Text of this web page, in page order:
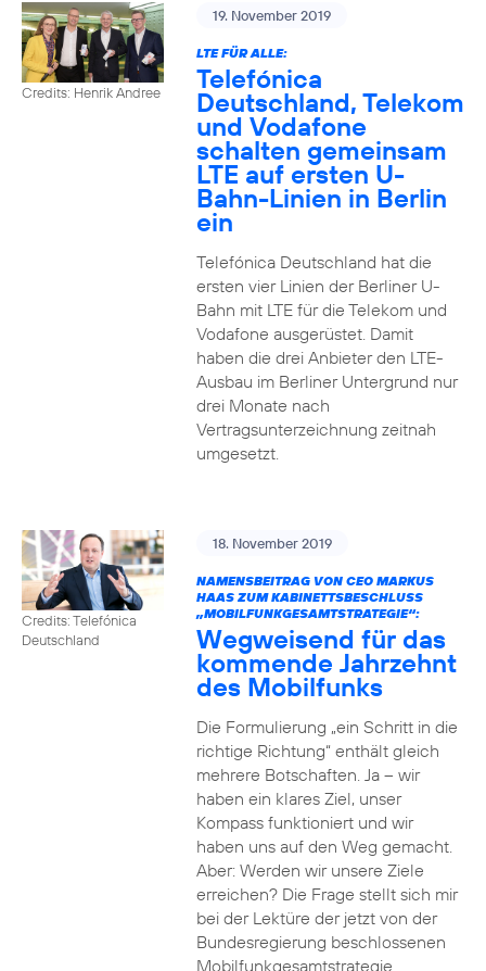
Credits: Henrik Andree
19. November 2019
LTE FÜR ALLE:
Telefónica
Deutschland, Telekom
und Vodafone
schalten gemeinsam
LTE auf ersten U-
Bahn-Linien in Berlin
ein
Telefónica Deutschland hat die
ersten vier Linien der Berliner U-
Bahn mit LTE für die Telekom und
Vodafone ausgerüstet. Damit
haben die drei Anbieter den LTE-
Ausbau im Berliner Untergrund nur
drei Monate nach
Vertragsunterzeichnung zeitnah
umgesetzt.
Credits: Telefónica
Deutschland
18. November 2019
NAMENSBEITRAG VON CEO MARKUS
HAAS ZUM KABINETTSBESCHLUSS
„MOBILFUNKGESAMTSTRATEGIE“:
Wegweisend für das
kommende Jahrzehnt
des Mobilfunks
Die Formulierung „ein Schritt in die
richtige Richtung“ enthält gleich
mehrere Botschaften. Ja – wir
haben ein klares Ziel, unser
Kompass funktioniert und wir
haben uns auf den Weg gemacht.
Aber: Werden wir unsere Ziele
erreichen? Die Frage stellt sich mir
bei der Lektüre der jetzt von der
Bundesregierung beschlossenen
Mobilfunkgesamtstrategie.